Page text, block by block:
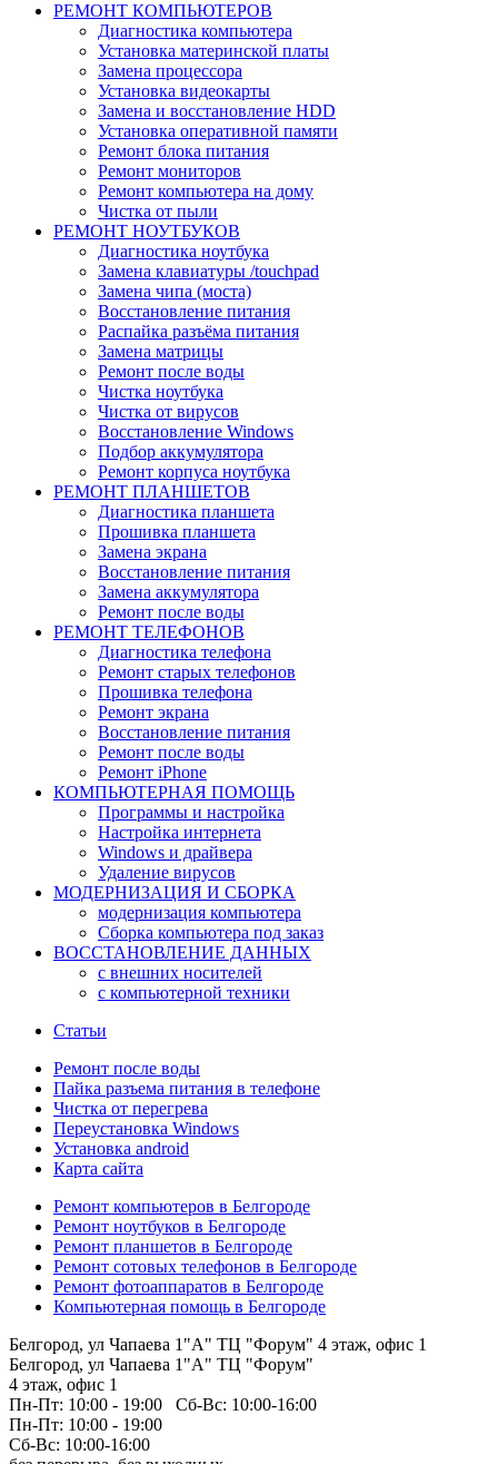
РЕМОНТ КОМПЬЮТЕРОВ
Диагностика компьютера
Установка материнской платы
Замена процессора
Установка видеокарты
Замена и восстановление HDD
Установка оперативной памяти
Ремонт блока питания
Ремонт мониторов
Ремонт компьютера на дому
Чистка от пыли
РЕМОНТ НОУТБУКОВ
Диагностика ноутбука
Замена клавиатуры /touchpad
Замена чипа (моста)
Восстановление питания
Распайка разъёма питания
Замена матрицы
Ремонт после воды
Чистка ноутбука
Чистка от вирусов
Восстановление Windows
Подбор аккумулятора
Ремонт корпуса ноутбука
РЕМОНТ ПЛАНШЕТОВ
Диагностика планшета
Прошивка планшета
Замена экрана
Восстановление питания
Замена аккумулятора
Ремонт после воды
РЕМОНТ ТЕЛЕФОНОВ
Диагностика телефона
Ремонт старых телефонов
Прошивка телефона
Ремонт экрана
Восстановление питания
Ремонт после воды
Ремонт iPhone
КОМПЬЮТЕРНАЯ ПОМОЩЬ
Программы и настройка
Настройка интернета
Windows и драйвера
Удаление вирусов
МОДЕРНИЗАЦИЯ И СБОРКА
модернизация компьютера
Сборка компьютера под заказ
ВОССТАНОВЛЕНИЕ ДАННЫХ
с внешних носителей
с компьютерной техники
Статьи
Ремонт после воды
Пайка разъема питания в телефоне
Чистка от перегрева
Переустановка Windows
Установка android
Карта сайта
Ремонт компьютеров в Белгороде
Ремонт ноутбуков в Белгороде
Ремонт планшетов в Белгороде
Ремонт сотовых телефонов в Белгороде
Ремонт фотоаппаратов в Белгороде
Компьютерная помощь в Белгороде
Белгород, ул Чапаева 1"А" ТЦ "Форум" 4 этаж, офис 1
Белгород, ул Чапаева 1"А" ТЦ "Форум"
4 этаж, офис 1
Пн-Пт: 10:00 - 19:00 Сб-Вс: 10:00-16:00
Пн-Пт: 10:00 - 19:00
Сб-Вс: 10:00-16:00